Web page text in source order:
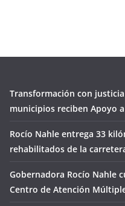
Transformación con
municipios reciben Apoyo
Rocío Nahle entrega 33
rehabilitados de la
Gobernadora Rocío Nahle
Centro de Atención